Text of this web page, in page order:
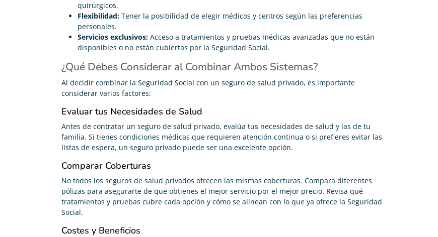
quirúrgicos.
Flexibilidad: Tener la posibilidad de elegir médicos y centros según las preferencias
personales.
Servicios exclusivos: Acceso a tratamientos y pruebas médicas avanzadas que no están
disponibles o no están cubiertas por la Seguridad Social.
¿Qué Debes Considerar al Combinar Ambos Sistemas?
Al decidir combinar la Seguridad Social con un seguro de salud privado, es importante
considerar varios factores:
Evaluar tus Necesidades de Salud
Antes de contratar un seguro de salud privado, evalúa tus necesidades de salud y las de tu
familia. Si tienes condiciones médicas que requieren atención continua o si prefieres evitar las
listas de espera, un seguro privado puede ser una excelente opción.
Comparar Coberturas
No todos los seguros de salud privados ofrecen las mismas coberturas. Compara diferentes
pólizas para asegurarte de que obtienes el mejor servicio por el mejor precio. Revisa qué
tratamientos y pruebas cubre cada opción y cómo se alinean con lo que ya ofrece la Seguridad
Social.
Costes y Beneficios